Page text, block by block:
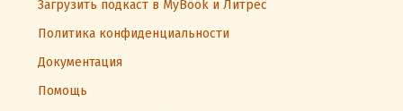
Загрузить подкаст в MyBook и Литрес
Политика конфиденциальности
Документация
Помощь